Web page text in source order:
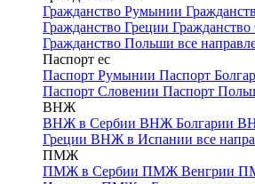
Гражданство Румынии
Гражданство Греции
Гражданство Польши все
Паспорт ес
Паспорт Румынии Паспорт
Паспорт Словении Паспорт
ВНЖ
ВНЖ в Сербии ВНЖ Болгарии
Греции ВНЖ в Испании все
ПМЖ
ПМЖ в Сербии ПМЖ Венгрии